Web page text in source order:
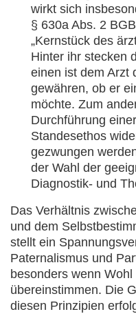
wirkt sich
§ 630a Abs. 2
„Kernstück des
Hinter ihr stecken
einen ist dem Arzt
gewähren, ob er
möchte. Zum
Durchführung
Standesethos
gezwungen
der Wahl der
Diagnostik- und
Das Verhältnis
und dem
stellt ein
Paternalismus und
besonders wenn
übereinstimmen. Die
diesen Prinzipien